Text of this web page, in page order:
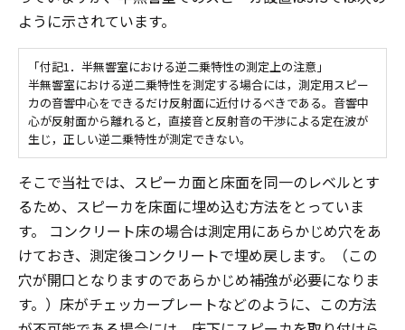
ように示されています。
「付記1．半無響室における逆二乗特性の測定上の注意」
半無響室における逆二乗特性を測定する場合には，測定用スピー
カの音響中心をできるだけ反射面に近付けるべきである。音響中
心が反射面から離れると，直接音と反射音の干渉による定在波が
生じ，正しい逆二乗特性が測定できない。
そこで当社では、スピーカ面と床面を同一のレベルとす
るため、スピーカを床面に埋め込む方法をとっていま
す。 コンクリート床の場合は測定用にあらかじめ穴をあ
けておき、測定後コンクリートで埋め戻します。（この
穴が開口となりますのであらかじめ補強が必要になりま
す。）床がチェッカープレートなどのように、この方法